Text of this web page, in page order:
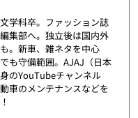
学科卒。ファッション誌
集部へ。独立後は国内外
。新車、雑ネタを中心
も守備範囲。AJAJ（日本
のYouTubeチャンネル
車のメンテナンスなどを